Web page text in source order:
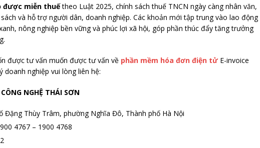
được miễn thuếtheo Luật 2025, chính sách thuế TNCN ngày càng nhân văn,
và hỗ trợ người dân, doanh nghiệp. Các khoản mới tập trung vào lao động
nông nghiệp bền vững và phúc lợi xã hội, góp phần thúc đẩy tăng trưởng
được tư vấn muốn được tư vấn về phần mềm hóa đơn điện tửE-invoice
doanh nghiệp vui lòng liên hệ:
NGHỆ THÁI SƠN
Đặng Thùy Trâm, phường Nghĩa Đô, Thành phố Hà Nội
4767 – 1900 4768